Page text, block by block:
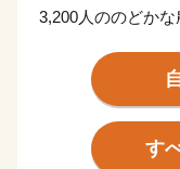
3,200人ののどかな
北海道有数の果物
clean」制度のも
全な栽培を徹底し
北海道一のさくら
す